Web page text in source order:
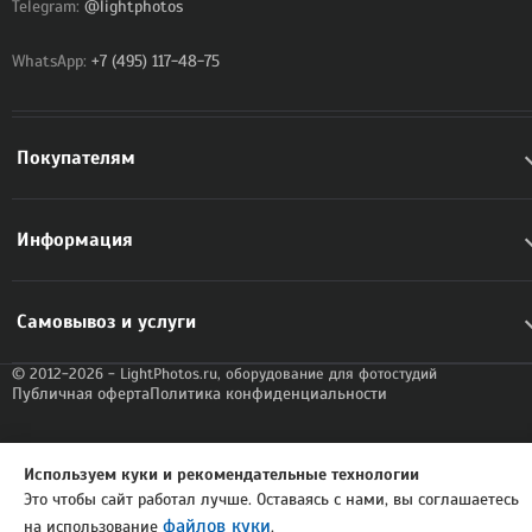
Telegram: @lightphotos
WhatsApp: +7 (495) 117-48-75
Покупателям
Информация
Самовывоз и услуги
© 2012-2026 - LightPhotos.ru, оборудование для фотостудий
Публичная офертаПолитика конфиденциальности
Используем куки и рекомендательные технологии
Это чтобы сайт работал лучше. Оставаясь с нами, вы соглашаетесь
на использование файлов куки.